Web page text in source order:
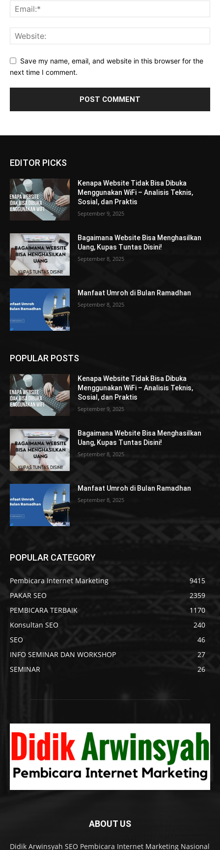
Save my name, email, and website in this browser for the
next time I comment.
EDITOR PICKS
Kenapa Website Tidak Bisa Dibuka
Menggunakan WiFi – Analisis Teknis,
Sosial, dan Praktis
September 9, 2025
Bagaimana Website Bisa Menghasilkan
Uang, Kupas Tuntas Disini!
September 8, 2025
Manfaat Umroh di Bulan Ramadhan
September 8, 2025
POPULAR POSTS
Kenapa Website Tidak Bisa Dibuka
Menggunakan WiFi – Analisis Teknis,
Sosial, dan Praktis
September 9, 2025
Bagaimana Website Bisa Menghasilkan
Uang, Kupas Tuntas Disini!
September 8, 2025
Manfaat Umroh di Bulan Ramadhan
September 8, 2025
POPULAR CATEGORY
Pembicara Internet Marketing
9415
PAKAR SEO
2359
PEMBICARA TERBAIK
1170
Konsultan SEO
240
SEO
46
INFO SEMINAR DAN WORKSHOP
27
SEMINAR
26
ABOUT US
Didik Arwinsyah SEO Pembicara Internet Marketing Nasional